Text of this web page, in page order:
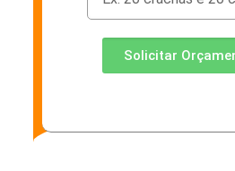
Solicitar